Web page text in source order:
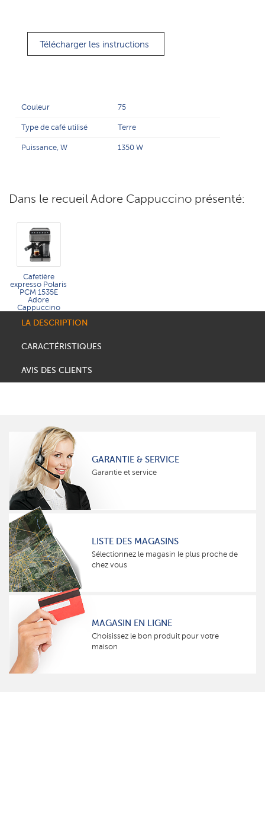
Télécharger les instructions
Couleur 75
Type de café utilisé Terre
Puissance, W 1350 W
Dans le recueil Adore Cappuccino présenté:
Cafetière
expresso Polaris
PCM 1535E
Adore
Cappuccino
LA DESCRIPTION
CARACTÉRISTIQUES
AVIS DES CLIENTS
GARANTIE & SERVICE
Garantie et service
LISTE DES MAGASINS
Sélectionnez le magasin le plus proche de
chez vous
MAGASIN EN LIGNE
Choisissez le bon produit pour votre
maison